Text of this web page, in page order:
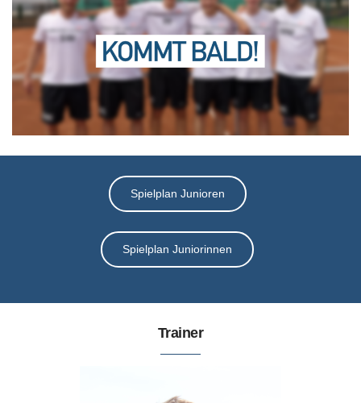
Vereinsshop
Kontakt
Spielplan Junioren
Spielplan Juniorinnen
Trainer